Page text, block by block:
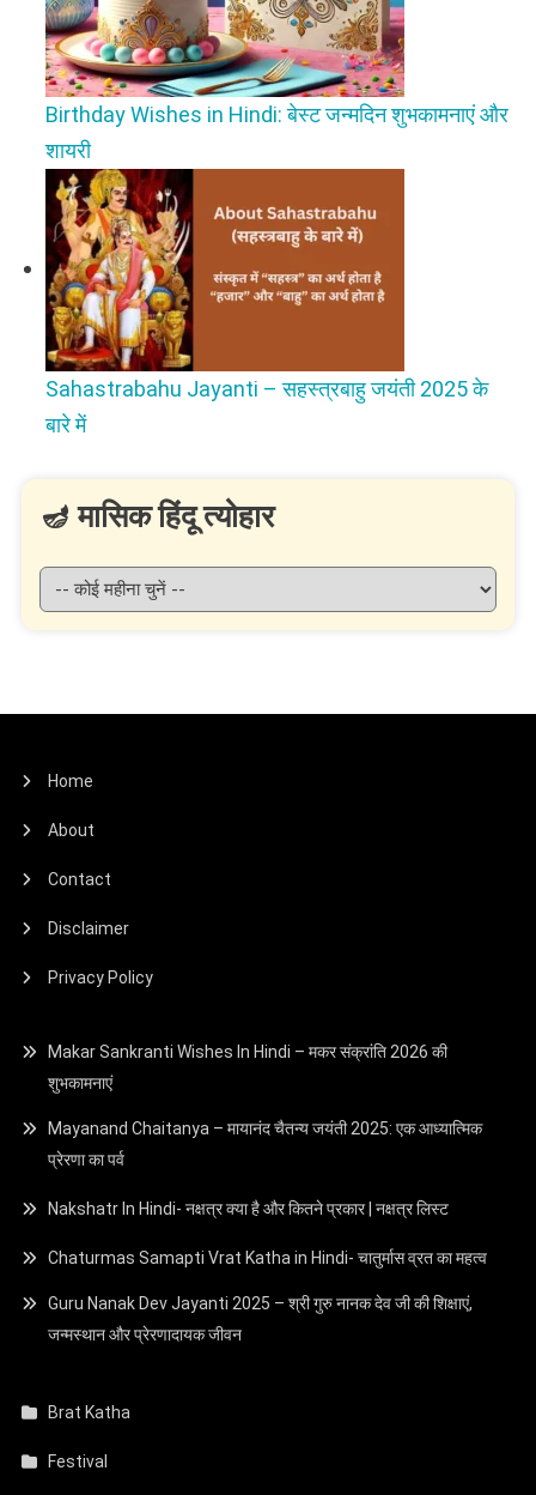
Birthday Wishes in Hindi: बेस्ट जन्मदिन शुभकामनाएं और
शायरी
Sahastrabahu Jayanti – सहस्त्रबाहु जयंती 2025 के
बारे में
🪔 मासिक हिंदू त्योहार
Home
About
Contact
Disclaimer
Privacy Policy
Makar Sankranti Wishes In Hindi – मकर संक्रांति 2026 की
शुभकामनाएं
Mayanand Chaitanya – मायानंद चैतन्य जयंती 2025: एक आध्यात्मिक
प्रेरणा का पर्व
Nakshatr In Hindi- नक्षत्र क्या है और कितने प्रकार | नक्षत्र लिस्ट
Chaturmas Samapti Vrat Katha in Hindi- चातुर्मास व्रत का महत्व
Guru Nanak Dev Jayanti 2025 – श्री गुरु नानक देव जी की शिक्षाएं,
जन्मस्थान और प्रेरणादायक जीवन
Brat Katha
Festival